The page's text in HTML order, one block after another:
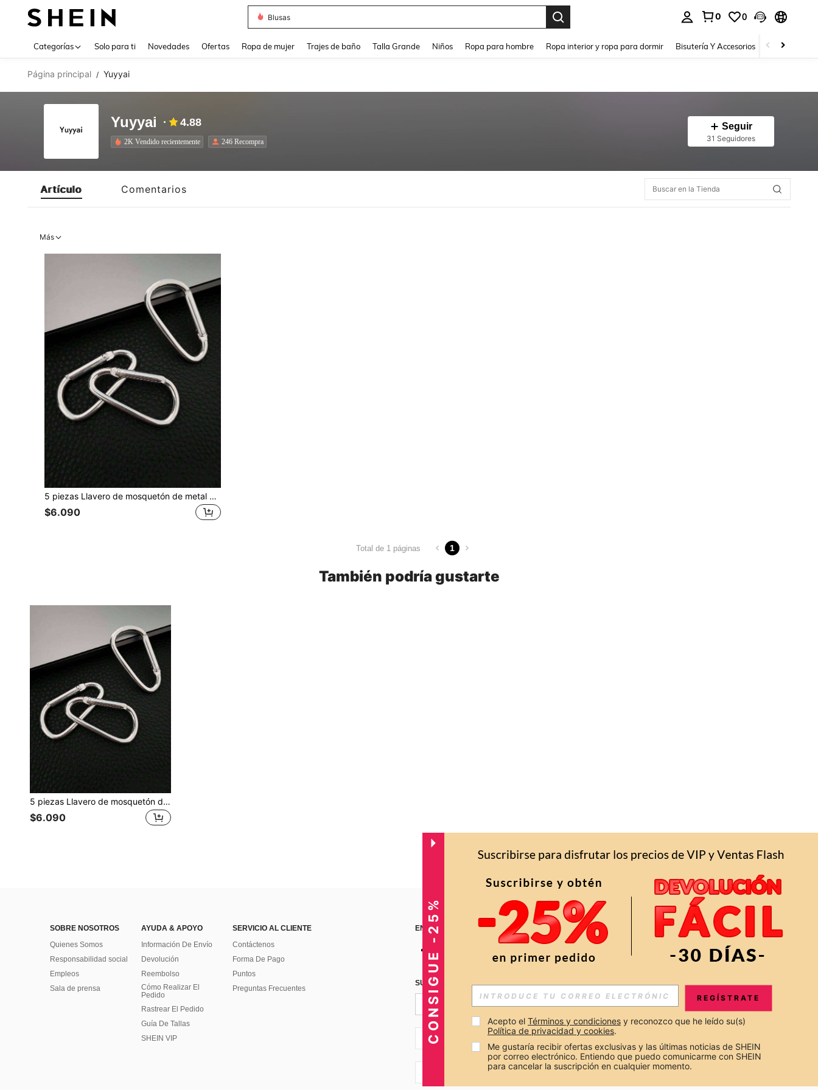
Blusas
0 0
Categorías Solo para ti Novedades Ofertas Ropa de mujer Trajes de baño Talla Grande Niños Ropa para hombre Ropa interior y ropa para dormir Bisutería Y Accesorios Zapatos
Página principal / Yuyyai
Yuyyai 4.88
2K Vendido recientemente 246 Recompra
Seguir
31 Seguidores
Artículo Comentarios
Más
5 piezas Llavero de mosquetón de metal con forma de D y resorte para hombres, ideal para hacer joyas DIY, botellas deportivas y accesorios de camping y senderismo, gran regalo para novio, accesorios de coche casuales, encantos de bolso, regalos escolares, góticos y Y2K para madre, padre, graduación y maestro
$6.090
Total de 1 páginas 1
También podría gustarte
5 piezas Llavero de mosquetón de metal con forma de D y resorte para hombres, ideal para hacer joyas DIY, botellas deportivas y accesorios de camping y senderismo, gran regalo para novio, accesorios de coche casuales, encantos de bolso, regalos escolares, góticos y Y2K para madre, padre, graduación y maestro
$6.090
SOBRE NOSOTROS
Quienes Somos
Responsabilidad social
Empleos
Sala de prensa
AYUDA & APOYO
Información De Envío
Devolución
Reembolso
Cómo Realizar El
Pedido
Rastrear El Pedido
Guía De Tallas
SHEIN VIP
SERVICIO AL CLIENTE
Contáctenos
Forma De Pago
Puntos
Preguntas Frecuentes
ENCUÉNTRANOS EN APP
SUSCRÍBETE PARA RECIBIR OFERTAS EXCLUSIVAS, PROMOCIONES Y NOTICIAS DE SHEIN
CO + 57
CONSIGUE -25% REGÍSTRATE
Acepto el Términos y condiciones y reconozco que he leído su(s)
Política de privacidad y cookies.
Me gustaría recibir ofertas exclusivas y las últimas noticias de SHEIN
por correo electrónico. Entiendo que puedo comunicarme con SHEIN
para cancelar la suscripción en cualquier momento.